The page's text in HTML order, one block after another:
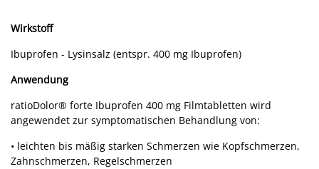
Wirkstoff
Ibuprofen - Lysinsalz (entspr. 400 mg Ibuprofen)
Anwendung
ratioDolor® forte Ibuprofen 400 mg Filmtabletten wird
angewendet zur symptomatischen Behandlung von:
• leichten bis mäßig starken Schmerzen wie Kopfschmerzen,
Zahnschmerzen, Regelschmerzen